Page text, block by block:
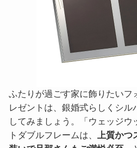
ふたりが過ごす家に飾りたいフ
レゼントは、銀婚式らしくシル
してみましょう。「ウェッジウ
トダブルフレームは、 上質かつ